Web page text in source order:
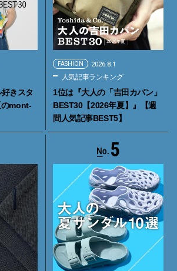
きスタ
のmont-
FASHION 2026.8.1
人気記事ランキング
1位は『大人の「吉田カバン」
BEST30【2026年夏】』【週
間人気記事BEST5】
5